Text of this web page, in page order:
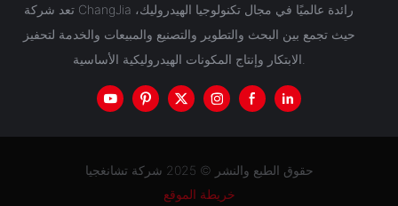
تعد شركة ChangJia رائدة عالميًا في مجال تكنولوجيا الهيدروليك،
حيث تجمع بين البحث والتطوير والتصنيع والمبيعات والخدمة لتحفيز
حقوق الطبع والنشر © 2025 شركة تشانغجيا
خريطة الموقع